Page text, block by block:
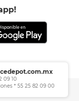
09 10
* 55 25 82 09 00